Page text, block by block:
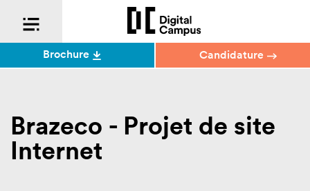
Brazeco - Projet de site
Internet
Brochure Candidature